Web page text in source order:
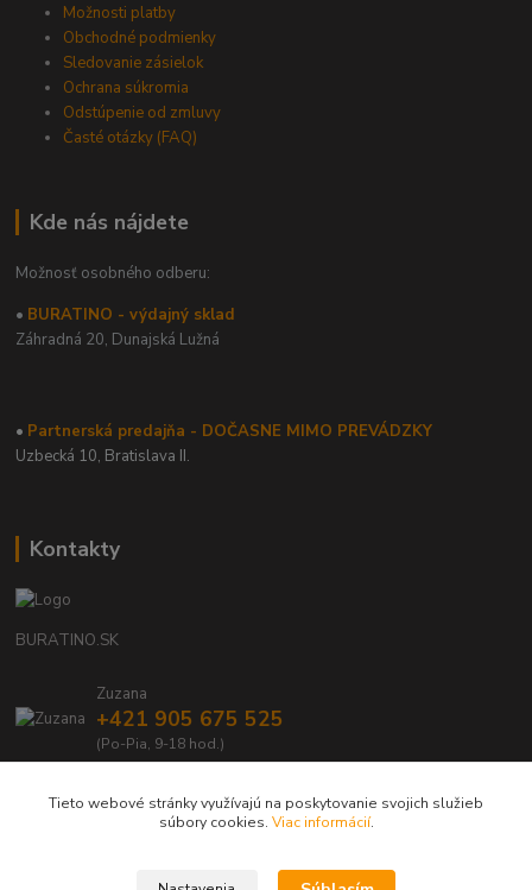
Možnosti platby
Obchodné podmienky
Sledovanie zásielok
Ochrana súkromia
Odstúpenie od zmluvy
Časté otázky (FAQ)
Kde nás nájdete
Možnosť osobného odberu:
• BURATINO - výdajný sklad
Záhradná 20, Dunajská Lužná
• Partnerská predajňa - DOČASNE MIMO PREVÁDZKY
Uzbecká 10, Bratislava II.
Kontakty
BURATINO.SK
Zuzana
+421 905 675 525
(Po-Pia, 9-18 hod.)
Tieto webové stránky využívajú na poskytovanie svojich služieb
súbory cookies. Viac informácií.